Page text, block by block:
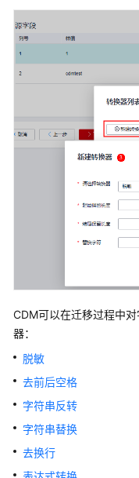
治
快
DataArts
用
流
程
购
买
并
CDM可以在迁移过程中
器：
脱敏
去前后空格
字符串反转
字符串替换
去换行